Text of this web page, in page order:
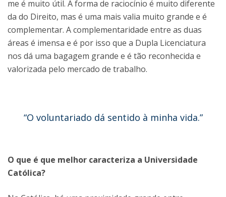
me é muito útil. A forma de raciocínio é muito diferente
da do Direito, mas é uma mais valia muito grande e é
complementar. A complementaridade entre as duas
áreas é imensa e é por isso que a Dupla Licenciatura
nos dá uma bagagem grande e é tão reconhecida e
valorizada pelo mercado de trabalho.
“O voluntariado dá sentido à minha vida.”
O que é que melhor caracteriza a Universidade
Católica?